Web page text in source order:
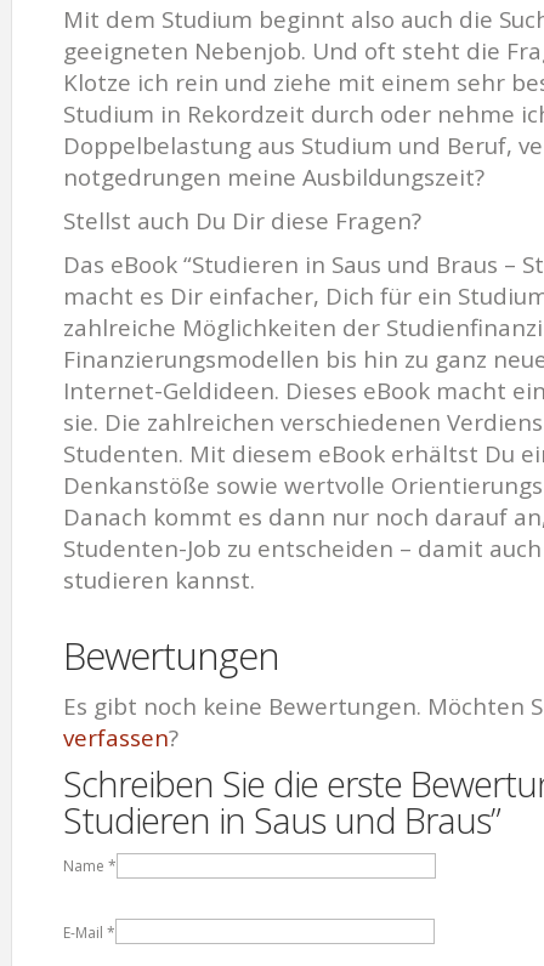
Mit dem Studium beginnt also auch die
geeigneten Nebenjob. Und oft steht die
Klotze ich rein und ziehe mit einem sehr
Studium in Rekordzeit durch oder nehme
Doppelbelastung aus Studium und Beruf,
notgedrungen meine Ausbildungszeit?
Stellst auch Du Dir diese Fragen?
Das eBook “Studieren in Saus und Braus –
macht es Dir einfacher, Dich für ein
zahlreiche Möglichkeiten der
Finanzierungsmodellen bis hin zu ganz
Internet-Geldideen. Dieses eBook macht
sie. Die zahlreichen verschiedenen
Studenten. Mit diesem eBook erhältst Du
Denkanstöße sowie wertvolle
Danach kommt es dann nur noch darauf
Studenten-Job zu entscheiden – damit
studieren kannst.
Bewertungen
Es gibt noch keine Bewertungen. Möchten
verfassen?
Schreiben Sie die erste
Studieren in Saus und Braus”
Name *
E-Mail *